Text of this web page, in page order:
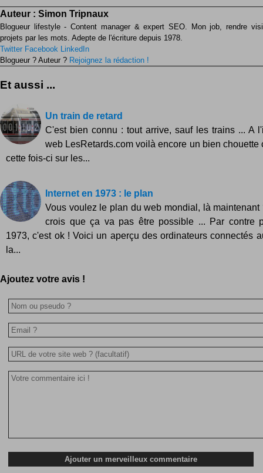
Auteur : Simon Tripnaux
Blogueur lifestyle - Content manager & expert SEO. Mon job, rendre
projets par les mots. Adepte de l'écriture depuis 1978.
Twitter Facebook LinkedIn
Blogueur ? Auteur ? Rejoignez la rédaction !
Et aussi ...
Un train de retard
C'est bien connu : tout arrive, sauf les trains ... A
web LesRetards.com voilà encore un bien chouette
cette fois-ci sur les...
Internet en 1973 : le plan
Vous voulez le plan du web mondial, là maintenant
crois que ça va pas être possible ... Par contre
1973, c'est ok ! Voici un aperçu des ordinateurs connectés
la...
Ajoutez votre avis !